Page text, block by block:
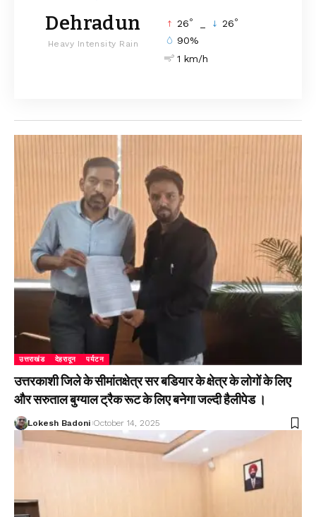
Dehradun
Heavy Intensity Rain
26° 26°
90%
1 km/h
उत्तराखंड देहरादून पर्यटन
उत्तरकाशी जिले के सीमांतक्षेत्र सर बडियार के क्षेत्र के लोगों के लिए
और सरुताल बुग्याल ट्रैक रूट के लिए बनेगा जल्दी हैलीपेड ।
Lokesh Badoni October 14, 2025